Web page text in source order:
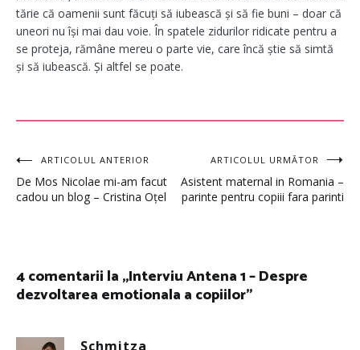
tărie că oamenii sunt făcuți să iubească și să fie buni – doar că
uneori nu își mai dau voie. În spatele zidurilor ridicate pentru a
se proteja, rămâne mereu o parte vie, care încă știe să simtă
și să iubească. Și altfel se poate.
Navigare
în
ARTICOLUL ANTERIOR
De Mos Nicolae mi-am facut
cadou un blog – Cristina Oțel
ARTICOLUL URMĂTOR
Asistent maternal in Romania –
parinte pentru copiii fara parinti
4 comentarii la „Interviu Antena 1 – Despre
dezvoltarea emotionala a copiilor”
Schmitza